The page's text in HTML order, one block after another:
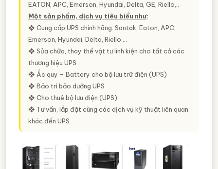
EATON, APC, Emerson, Hyundai, Delta, GE, Riello,..
Một sản phẩm, dịch vụ tiêu biểu như:
❖ Cung cấp UPS chính hãng: Santak, Eaton, APC,
Emerson, Hyundai, Delta, Riello …
❖ Sửa chữa, thay thế vật tư linh kiện cho tất cả các
thương hiệu UPS
❖ Ắc quy – Battery cho bộ lưu trữ điện (UPS)
❖ Bảo trì bảo dưỡng UPS
❖ Cho thuê bộ lưu điện (UPS)
❖ Tư vấn, lắp đặt cùng các dịch vụ kỹ thuật liên quan
khác đến UPS.